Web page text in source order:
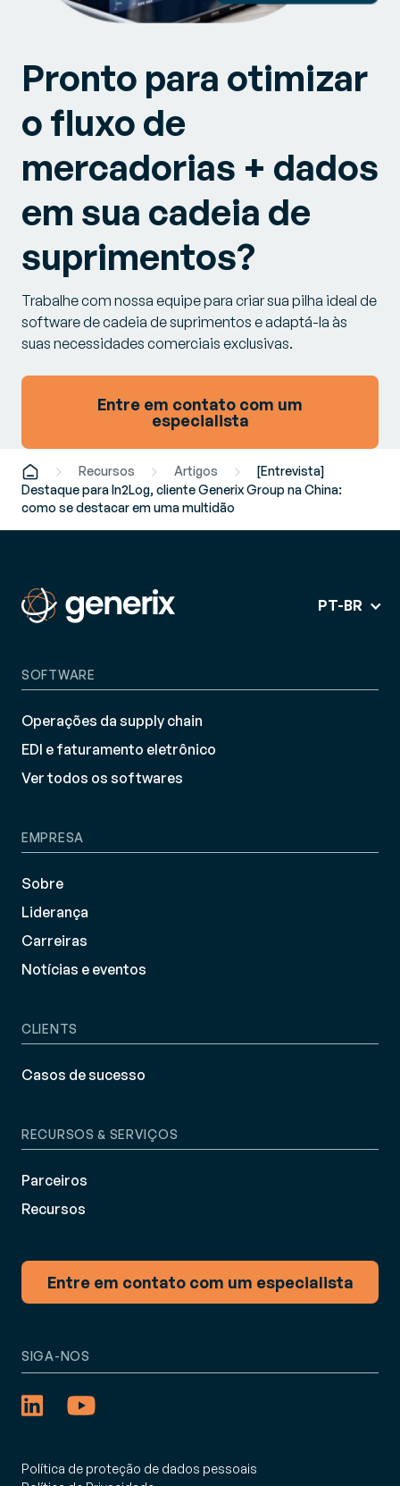
Pronto para otimizar
o fluxo de
mercadorias + dados
em sua cadeia de
suprimentos?
Trabalhe com nossa equipe para criar sua pilha ideal de
software de cadeia de suprimentos e adaptá-la às
suas necessidades comerciais exclusivas.
Entre em contato com um
especialista
Recursos Artigos
[Entrevista]
Destaque para In2Log, cliente Generix Group na China:
como se destacar em uma multidão
PT-BR
SOFTWARE
Operações da supply chain
EDI e faturamento eletrônico
Ver todos os softwares
EMPRESA
Sobre
Liderança
Carreiras
Notícias e eventos
CLIENTS
Casos de sucesso
RECURSOS & SERVIÇOS
Parceiros
Recursos
Entre em contato com um especialista
Política de proteção de dados pessoais
SIGA-NOS